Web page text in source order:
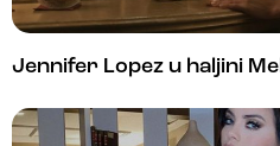
Jennifer Lopez u haljini